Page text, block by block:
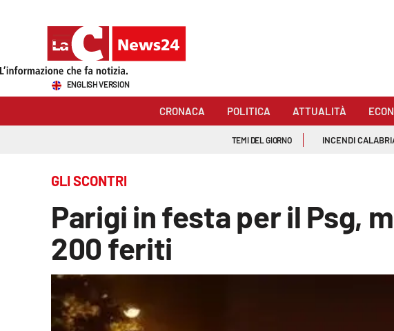
Sezioni
Economia e lavoro
ENGLISH VERSION
CRONACA POLITICA ATTUALITÀ
TEMI DEL GIORNO INCENDI
GLI SCONTRI
Parigi in festa per il Psg,
200 feriti